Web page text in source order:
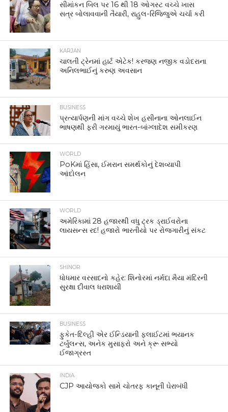
સીમાંકન બિલ પર 16 થી 18 ઓગસ્ટ વચ્ચે ખાસ
સત્ર બોલાવવાની તૈયારી, રાહુલ-રિજિજુએ ચર્ચા કરી
KARJAN
ચાલતી ટ્રેનમાં હાર્ટ એટેક! કરજણ નજીક વડોદરાના
અનિલભાઈનું કરુણ અવસાન
BUSINESS
પ્રત્યાર્પણની માંગ વચ્ચે શેખ હસીનાના ઓનલાઈન
ભાષણથી ફરી ગરમાયું ભારત-બાંગ્લાદેશ સમીકરણ
WORLD
PoKમાં હિંસા, ઈમરાન સમર્થકોનું દેશવ્યાપી
આંદોલન
WORLD
અમેરિકામાં 28 હજારથી વધુ ટ્રક ડ્રાઈવરોના
લાયસન્સ રદ! હજારો ભારતીયો પર રોજગારીનું સંકટ
SHINOR
ધોધમાર વરસાદનો કહેર: શિનોરમાં નર્મદા મૈયા મંદિરની
સુરક્ષા દીવાલ ધરાશાયી
BUSINESS
ફુકેત-દિલ્હી એર ઈન્ડિયાની ફ્લાઈટમાં ભયાનક
ટર્બુલન્સ, અનેક મુસાફરો અને ક્રૂ સભ્યો
ઈજાગ્રસ્ત
INDIA
CJP આયોજકો સામે ચોતરફ કાનૂની ઘેરાબંધી